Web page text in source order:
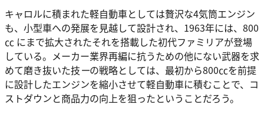
キャロルに積まれた軽自動車としては贅沢な4気筒エンジン
も、小型車への発展を見越して設計され、1963年には、800
㏄ にまで拡大されたそれを搭載した初代ファミリアが登場
している。メーカー業界再編に抗うための他にない武器を求
めて磨き抜いた技ーの戦略としては、最初から800㏄を前提
に設計したエンジンを縮小させて軽自動車に積むことで、コ
ストダウンと商品力の向上を狙ったということだろう。